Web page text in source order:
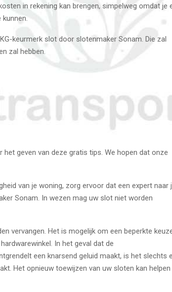
in rekening kan brengen, simpelweg omdat je
keurmerk slot door slotenmaker Sonam. Die zal
zal hebben.
het geven van deze gratis tips. We hopen dat onze
van je woning, zorg ervoor dat een expert naar
Sonam. In wezen mag uw slot niet worden
vervangen. Het is mogelijk om een ​​beperkte
In het geval dat de
een knarsend geluid maakt, is het slechts
Het opnieuw toewijzen van uw sloten kan